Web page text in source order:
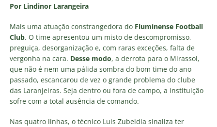
Por Lindinor Larangeira
Mais uma atuação constrangedora do Fluminense Football
Club. O time apresentou um misto de descompromisso,
preguiça, desorganização e, com raras exceções, falta de
vergonha na cara. Desse modo, a derrota para o Mirassol,
que não é nem uma pálida sombra do bom time do ano
passado, escancarou de vez o grande problema do clube
das Laranjeiras. Seja dentro ou fora de campo, a instituição
sofre com a total ausência de comando.
Nas quatro linhas, o técnico Luis Zubeldía sinaliza ter